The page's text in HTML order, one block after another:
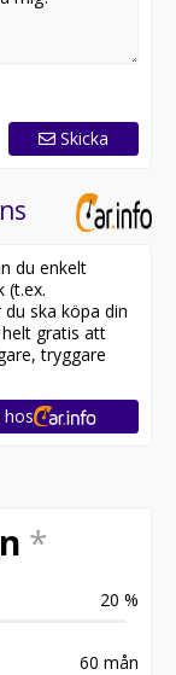
Carplay,
din nuvarande
om
Skicka
du enkelt
(t.ex.
ska köpa din
gratis att
tryggare
hos
*
20 %
60 mån